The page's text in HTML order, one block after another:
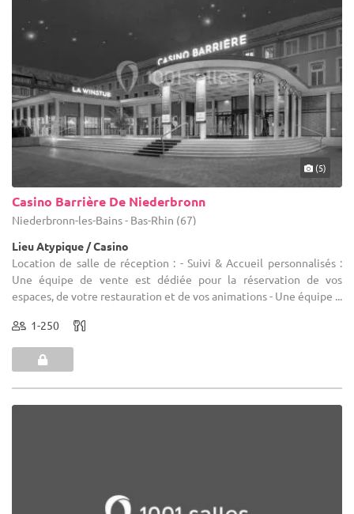
(5)
Casino Barrière De Niederbronn
Niederbronn-les-Bains - Bas-Rhin (67)
Lieu Atypique / Casino
Location de salle de réception : - Suivi & Accueil personnalisés :
Une équipe de vente est dédiée pour la réservation de vos
espaces, de votre restauration et de vos animations - Une équipe ...
1-250